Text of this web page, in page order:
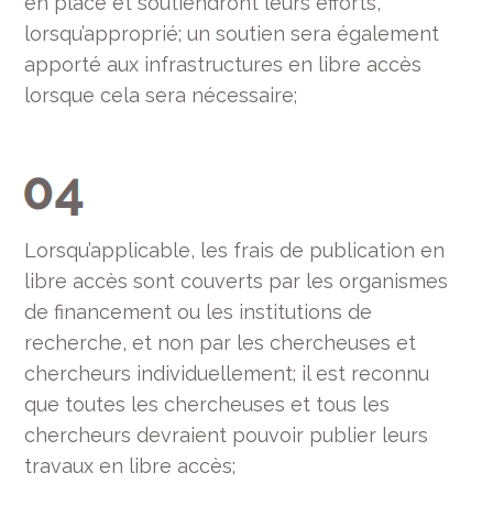
lorsqu’approprié; un soutien sera également
apporté aux infrastructures en libre accès
lorsque cela sera nécessaire;
Lorsqu’applicable, les frais de publication en
libre accès sont couverts par les organismes
de financement ou les institutions de
recherche, et non par les chercheuses et
chercheurs individuellement; il est reconnu
que toutes les chercheuses et tous les
chercheurs devraient pouvoir publier leurs
travaux en libre accès;